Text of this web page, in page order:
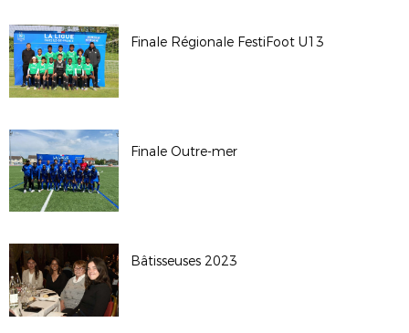
Finale Régionale FestiFoot U13
Finale Outre-mer
Bâtisseuses 2023